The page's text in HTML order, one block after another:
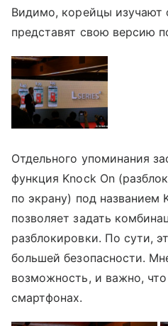
Видимо, корейцы изучают
представят свою версию
Отдельного упоминания
функция Knock On
по экрану) под названием
позволяет задать
разблокировки. По сути,
большей безопасности.
возможность, и важно,
смартфонах.